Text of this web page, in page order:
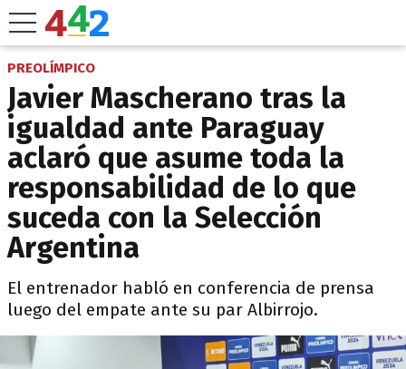
PREOLÍMPICO
Javier Mascherano tras la
igualdad ante Paraguay
aclaró que asume toda la
responsabilidad de lo que
suceda con la Selección
Argentina
El entrenador habló en conferencia de prensa
luego del empate ante su par Albirrojo.